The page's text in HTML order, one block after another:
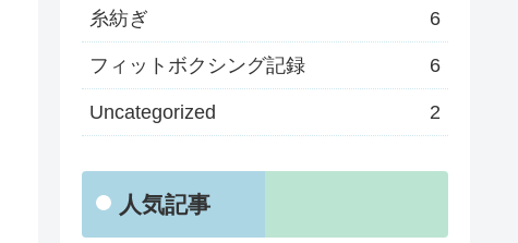
糸紡ぎ 6
フィットボクシング記録 6
Uncategorized 2
人気記事